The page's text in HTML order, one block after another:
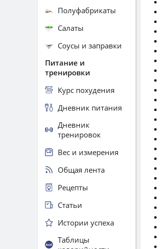
Полуфабрикаты
Салаты
Соусы и заправки
Питание и
тренировки
Курс похудения
Дневник питания
Дневник
тренировок
Вес и измерения
Общая лента
Рецепты
Статьи
Истории успеха
Таблицы